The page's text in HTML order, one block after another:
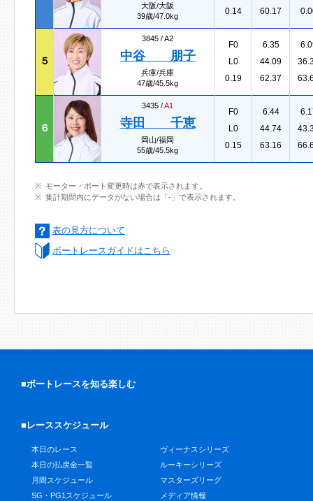
大阪/大阪
39歳/47.0kg
0.14
60.17
５
3845 /A2
中谷 朋子
兵庫/兵庫
47歳/45.5kg
F0
L0
0.19
6.35
44.09
62.37
６
3435 /A1
寺田 千恵
岡山/福岡
55歳/45.5kg
F0
L0
0.15
6.44
44.74
63.16
モーター・ボート変更時は赤で表示されます。
集計期間内にデータがない場合は「-」で表示されます。
表の見方について
ボートレースガイドはこちら
■ボートレースを知る楽しむ
■レーススケジュール
本日のレース
本日の払戻金一覧
月間スケジュール
SG・PG1スケジュール
ヴィーナスシリーズ
ルーキーシリーズ
マスターズリーグ
メディア情報